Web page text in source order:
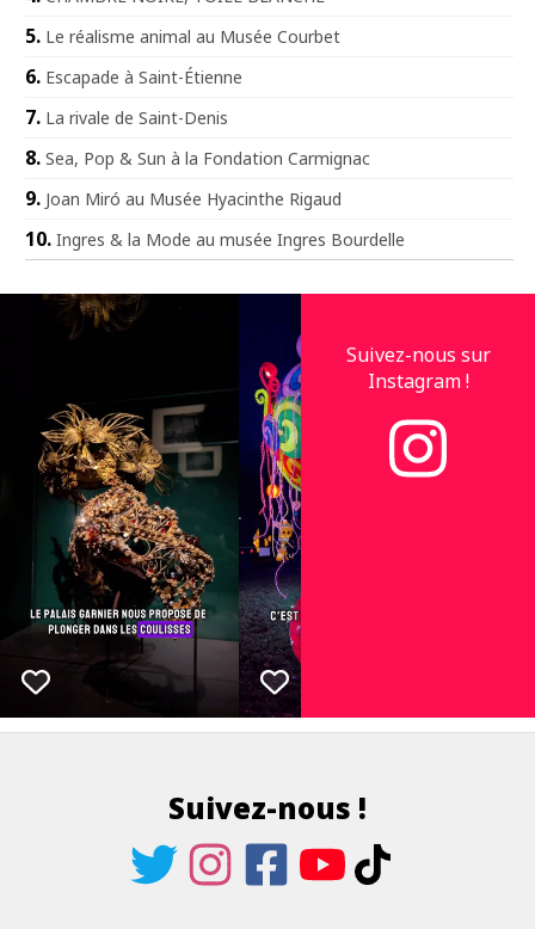
Le réalisme animal au Musée Courbet
Escapade à Saint-Étienne
La rivale de Saint-Denis
Sea, Pop & Sun à la Fondation Carmignac
Joan Miró au Musée Hyacinthe Rigaud
Ingres & la Mode au musée Ingres Bourdelle
Suivez-nous sur
Instagram !
Suivez-nous !